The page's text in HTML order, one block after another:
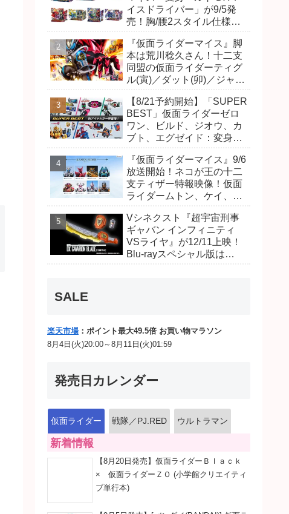
イスドライバー」が9/5発
売！胸/腰2スタイル仕様！
ッシュ、ジャオ/バイト、ケ
イ/ショットボーンバックル
も！
『仮面ライダーマイス』脚
本は荒川稔久さん！十二支
同盟の仮面ライダーティグ
ル(寅)／ダット(卯)／ジャオ
尾達臣のキャストが発表！
トリガーのアキト金子隼也
さんも変身！
【8/21予約開始】「SUPER
BEST」仮面ライダーゼロ
ワン、ビルド、ジオウ、カ
ブト、エグゼイド：変身ベ
ー、DXネオディケイドライ
バー、DXホッパーゼクター
ほか12点！
『仮面ライダーマイス』9/6
放送開始！ネコが王の十二
支ティザー特報映像！仮面
ライダームトン、ケイ、ヴ
開！ライダーは子丑寅卯辰
巳午未申酉戌亥猫猫の14
人⁉
Vシネクスト『超宇宙刑事
ギャバン インフィニティ
VSライヤ』が12/11上映！
Blu-rayスペシャル版は
SALE
楽天市場 ：ポイント最大49.5倍 お買い物マラソン
8月4日(火)20:00～8月11日(火)01:59
発売日カレンダー
仮面ライダー 戦隊／PJ.RED ウルトラマン
新着情報
【8月20日発売】仮面ライダーＢｌａｃｋ
× 仮面ライダーＺＯ (小学館クリエイティ
ブ単行本)